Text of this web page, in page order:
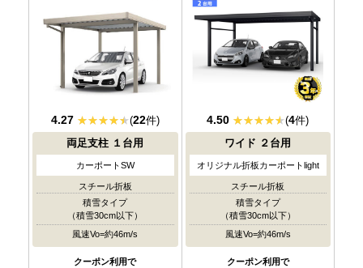
4.27 (22件)
両足支柱 １台用
カーポートSW
スチール折板
積雪タイプ
（積雪30cm以下）
風速Vo=約46m/s
クーポン利用で
4.50 (4件)
ワイド ２台用
オリジナル折板カーポートlight
スチール折板
積雪タイプ
（積雪30cm以下）
風速Vo=約46m/s
クーポン利用で